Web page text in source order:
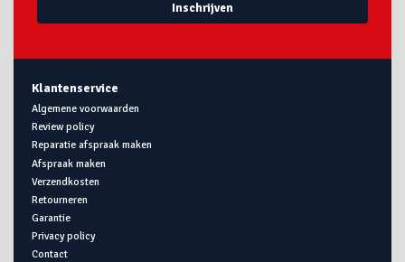
Inschrijven
Klantenservice
Algemene voorwaarden
Review policy
Reparatie afspraak maken
Afspraak maken
Verzendkosten
Retourneren
Garantie
Privacy policy
Contact